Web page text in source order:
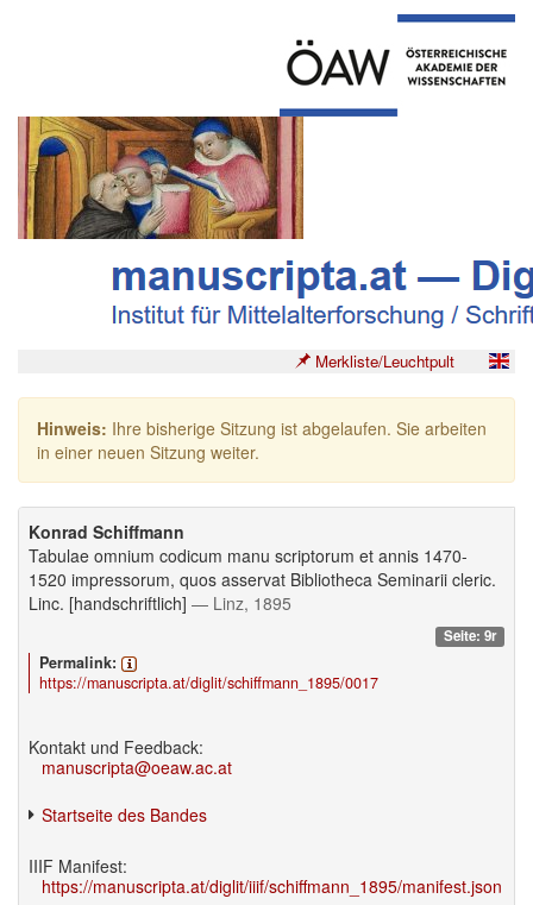
Merkliste/Leuchtpult
Hinweis: Ihre bisherige Sitzung ist abgelaufen. Sie arbeiten
in einer neuen Sitzung weiter.
Konrad Schiffmann
Tabulae omnium codicum manu scriptorum et annis 1470-
1520 impressorum, quos asservat Bibliotheca Seminarii cleric.
Linc. [handschriftlich] — Linz, 1895
Seite: 9r
Permalink:
https://manuscripta.at/diglit/schiffmann_1895/0017
Kontakt und Feedback:
manuscripta@oeaw.ac.at
Startseite des Bandes
IIIF Manifest:
https://manuscripta.at/diglit/iiif/schiffmann_1895/manifest.json